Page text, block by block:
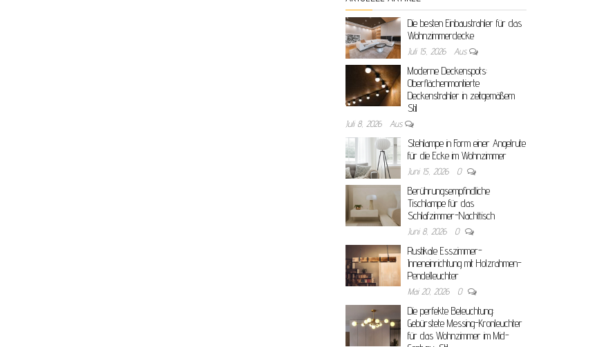
Die besten Einbaustrahler für das
Wohnzimmerdecke
Juli 15, 2026 Aus
Moderne Deckenspots:
Oberflächenmontierte
Deckenstrahler in zeitgemäßem
Stil
Juli 8, 2026 Aus
Stehlampe in Form einer Angelrute
für die Ecke im Wohnzimmer
Juni 15, 2026 0
Berührungsempfindliche
Tischlampe für das
Schlafzimmer-Nachttisch
Juni 8, 2026 0
Rustikale Esszimmer-
Inneneinrichtung mit Holzrahmen-
Pendelleuchter
Mai 20, 2026 0
Die perfekte Beleuchtung:
Gebürstete Messing-Kronleuchter
für das Wohnzimmer im Mid-